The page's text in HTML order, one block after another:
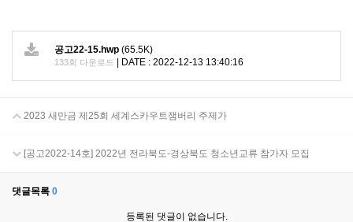
공고22-15.hwp (65.5K)
133회 다운로드 DATE : 2022-12-13 13:40:16
2023 새만금 제25회 세계스카우트잼버리 주제가
[공고2022-14호] 2022년 전라북도-경상북도 청소년교류 참가자 모집
댓글목록 0
등록된 댓글이 없습니다.